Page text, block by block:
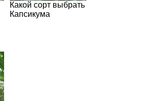
Какой сорт выбрать
Капсикума